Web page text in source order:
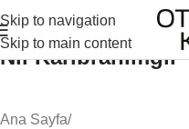
Skip to navigation
Skip to main content
Nil Karibrahimgil
Ana Sayfa/